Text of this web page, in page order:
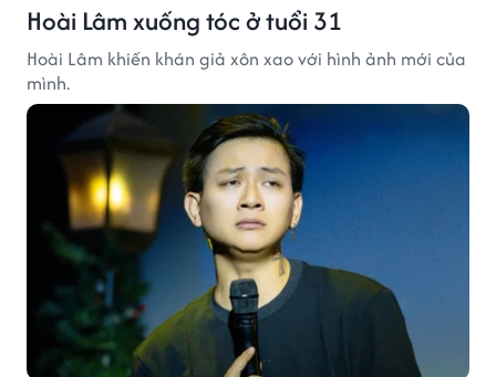
Hoài Lâm xuống tóc ở tuổi 31
Hoài Lâm khiến khán giả xôn xao với hình ảnh mới của
mình.